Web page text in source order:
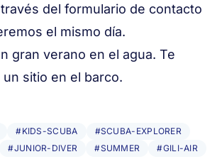
del formulario de contacto
el mismo día.
gran verano en el agua. Te
sitio en el barco.
#KIDS-SCUBA
#SCUBA-EXPLORER
#JUNIOR-DIVER #SUMMER #GILI-AIR